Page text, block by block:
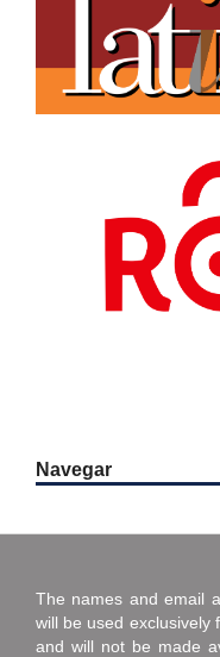
Navegar
The names and email
will be used exclusively
and will not be made